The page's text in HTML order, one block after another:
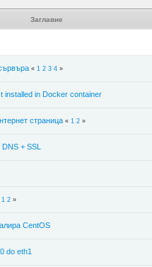
Заглавие
« 1 2 3 4»
installed in Docker container
страница « 1 2»
+ SSL
1 2»
CentOS
do eth1